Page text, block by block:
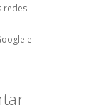
redes
e